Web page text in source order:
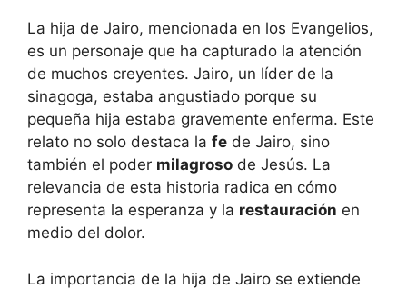
La hija de Jairo, mencionada en los Evangelios,
es un personaje que ha capturado la atención
de muchos creyentes. Jairo, un líder de la
sinagoga, estaba angustiado porque su
pequeña hija estaba gravemente enferma. Este
relato no solo destaca la fe de Jairo, sino
también el poder milagroso de Jesús. La
relevancia de esta historia radica en cómo
representa la esperanza y la restauración en
medio del dolor.
La importancia de la hija de Jairo se extiende